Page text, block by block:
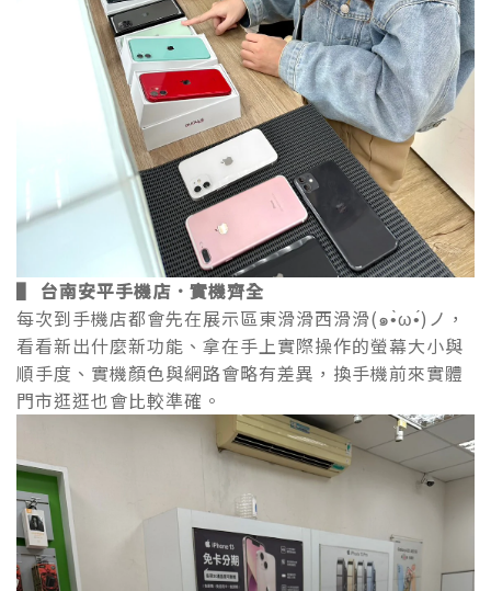
▌ 台南安平手機店．實機齊全
每次到手機店都會先在展示區東滑滑西滑滑(๑•̀ω•́)ノ，
看看新出什麼新功能、拿在手上實際操作的螢幕大小與
順手度、實機顏色與網路會略有差異，換手機前來實體
門市逛逛也會比較準確。